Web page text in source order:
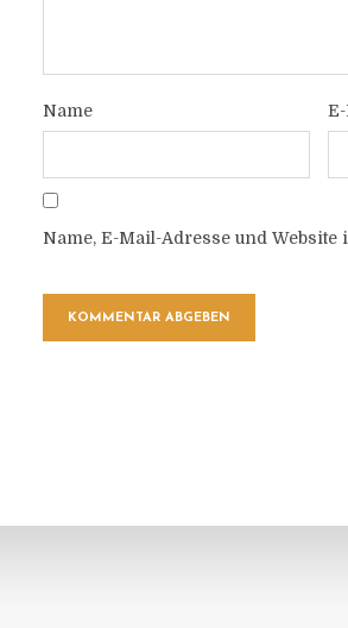
Name
Name, E-Mail-Adresse und